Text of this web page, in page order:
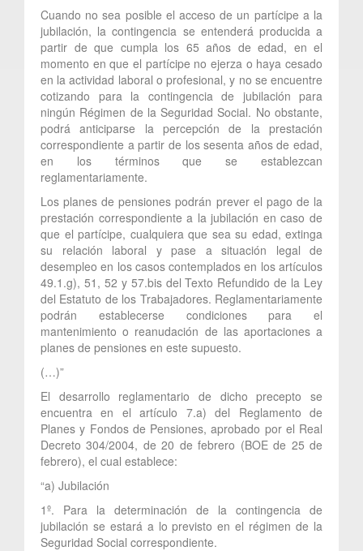
Cuando no sea posible el acceso de un partícipe a la
jubilación, la contingencia se entenderá producida a
partir de que cumpla los 65 años de edad, en el
momento en que el partícipe no ejerza o haya cesado
en la actividad laboral o profesional, y no se encuentre
cotizando para la contingencia de jubilación para
ningún Régimen de la Seguridad Social. No obstante,
podrá anticiparse la percepción de la prestación
correspondiente a partir de los sesenta años de edad,
en los términos que se establezcan
reglamentariamente.
Los planes de pensiones podrán prever el pago de la
prestación correspondiente a la jubilación en caso de
que el partícipe, cualquiera que sea su edad, extinga
su relación laboral y pase a situación legal de
desempleo en los casos contemplados en los artículos
49.1.g), 51, 52 y 57.bis del Texto Refundido de la Ley
del Estatuto de los Trabajadores. Reglamentariamente
podrán establecerse condiciones para el
mantenimiento o reanudación de las aportaciones a
planes de pensiones en este supuesto.
(…)”
El desarrollo reglamentario de dicho precepto se
encuentra en el artículo 7.a) del Reglamento de
Planes y Fondos de Pensiones, aprobado por el Real
Decreto 304/2004, de 20 de febrero (BOE de 25 de
febrero), el cual establece:
“a) Jubilación
1º. Para la determinación de la contingencia de
jubilación se estará a lo previsto en el régimen de la
Seguridad Social correspondiente.